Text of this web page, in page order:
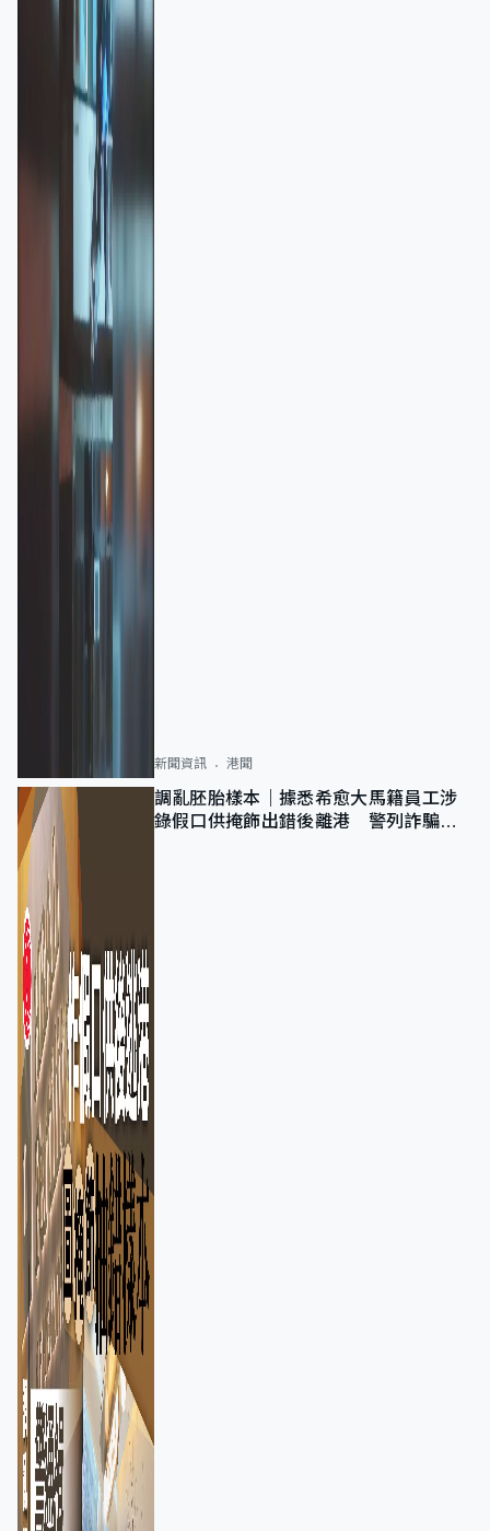
新聞資訊 港聞
調亂胚胎樣本｜據悉希愈大馬籍員工涉
錄假口供掩飾出錯後離港 警列詐騙